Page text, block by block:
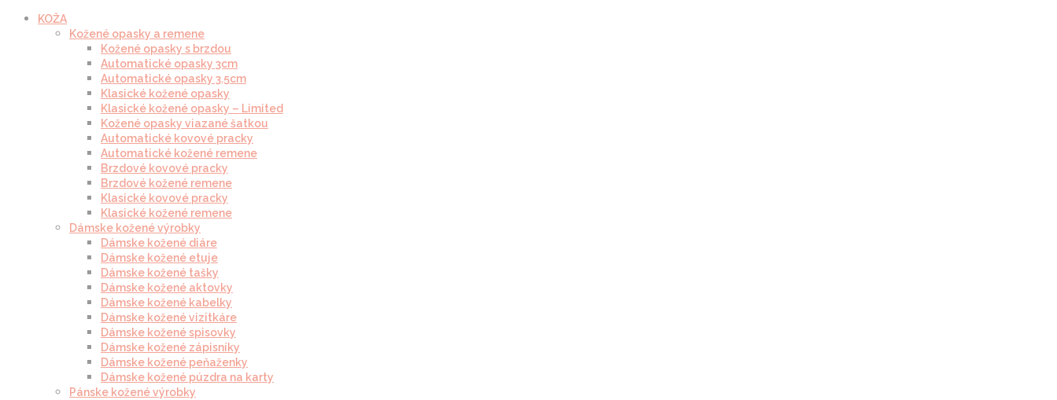
KOŽA
Kožené opasky a remene
Kožené opasky s brzdou
Automatické opasky 3cm
Automatické opasky 3.5cm
Klasické kožené opasky
Klasické kožené opasky – Limited
Kožené opasky viazané šatkou
Automatické kovové pracky
Automatické kožené remene
Brzdové kovové pracky
Brzdové kožené remene
Klasické kovové pracky
Klasické kožené remene
Dámske kožené výrobky
Dámske kožené diáre
Dámske kožené etuje
Dámske kožené tašky
Dámske kožené aktovky
Dámske kožené kabelky
Dámske kožené vizitkáre
Dámske kožené spisovky
Dámske kožené zápisníky
Dámske kožené peňaženky
Dámske kožené púzdra na karty
Pánske kožené výrobky